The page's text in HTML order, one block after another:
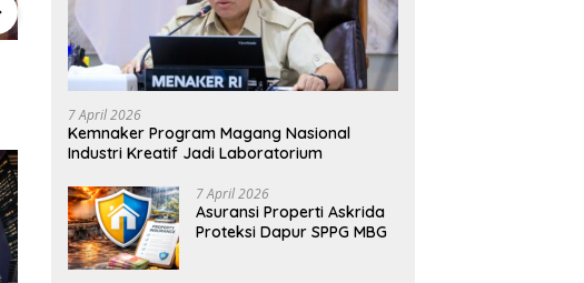
Askrida Dukung
Pemberantasan Korupsi
Asuransi Bangun Askrida Profil
dan Bisnisnya
7 April 2026
Kemnaker Program Magang Nasional
Industri Kreatif Jadi Laboratorium
7 April 2026
Asuransi Properti Askrida
Proteksi Dapur SPPG MBG